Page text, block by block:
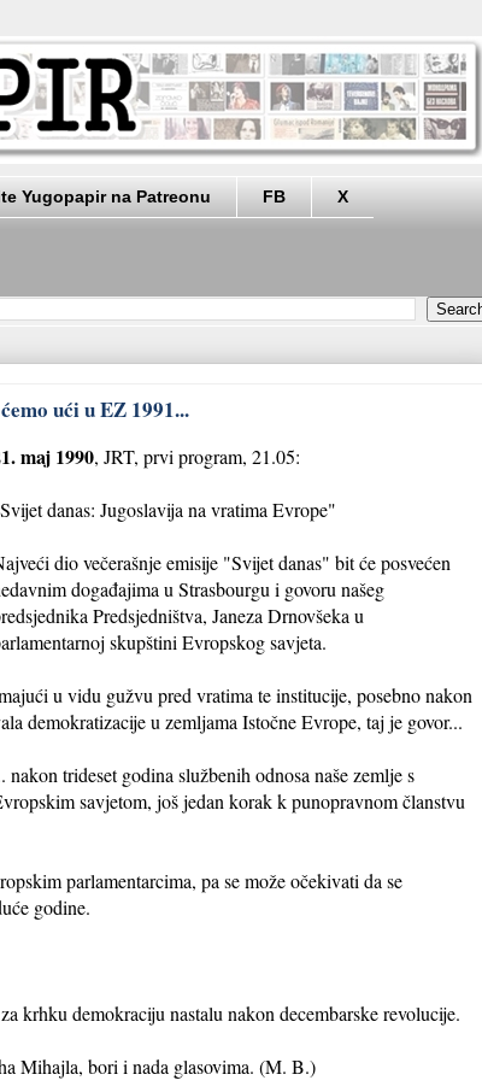
Yugopapir na Patreonu FB X
ući u EZ 1991...
maj 1990, JRT, prvi program, 21.05:
danas: Jugoslavija na vratima Evrope"
dio večerašnje emisije "Svijet danas" bit će posvećen
događajima u Strasbourgu i govoru našeg
Predsjedništva, Janeza Drnovšeka u
skupštini Evropskog savjeta.
u vidu gužvu pred vratima te institucije, posebno nakon
demokratizacije u zemljama Istočne Evrope, taj je govor...
nakon trideset godina službenih odnosa naše zemlje s
savjetom, još jedan korak k punopravnom članstvu
parlamentarcima, pa se može očekivati da se
godine.
krhku demokraciju nastalu nakon decembarske revolucije.
Mihajla, bori i nada glasovima. (M. B.)